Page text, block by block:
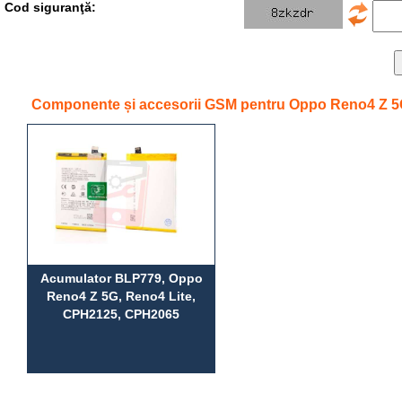
Cod siguranţă:
Componente și accesorii GSM pentru Oppo Reno4 Z
Acumulator BLP779, Oppo
Reno4 Z 5G, Reno4 Lite,
CPH2125, CPH2065